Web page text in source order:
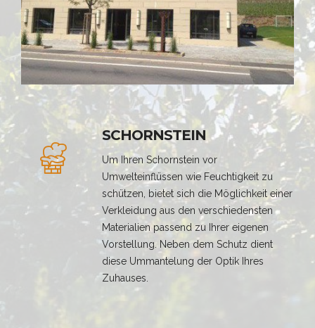
SCHORNSTEIN
Um Ihren Schornstein vor
Umwelteinflüssen wie Feuchtigkeit zu
schützen, bietet sich die Möglichkeit einer
Verkleidung aus den verschiedensten
Materialien passend zu Ihrer eigenen
Vorstellung. Neben dem Schutz dient
diese Ummantelung der Optik Ihres
Zuhauses.